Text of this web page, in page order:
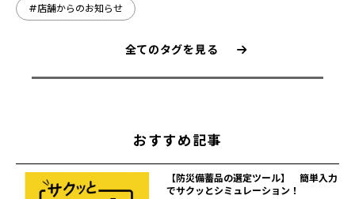
#店舗からのお知らせ
全てのタグを見る
おすすめ記事
【防災備蓄品の選定ツール】 簡単入力
でサクッとシミュレーション！